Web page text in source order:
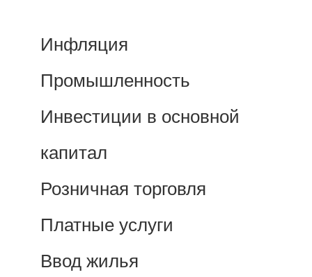
Инфляция
Промышленность
Инвестиции в основной
капитал
Розничная торговля
Платные услуги
Ввод жилья